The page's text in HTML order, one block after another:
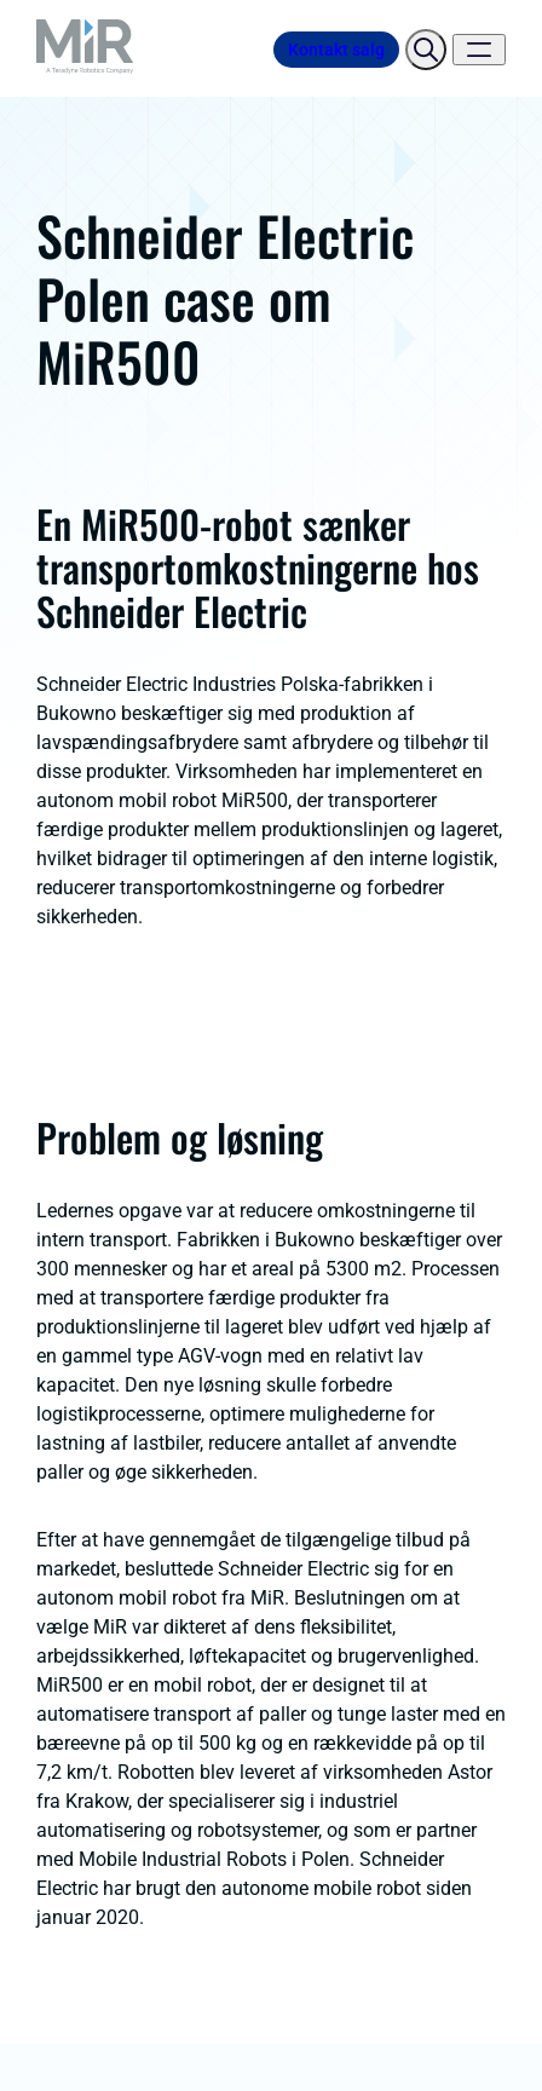
Kontakt salg
Schneider Electric
Polen case om
MiR500
En MiR500-robot sænker
transportomkostningerne hos
Schneider Electric
Schneider Electric Industries Polska-fabrikken i
Bukowno beskæftiger sig med produktion af
lavspændingsafbrydere samt afbrydere og tilbehør til
disse produkter. Virksomheden har implementeret en
autonom mobil robot MiR500, der transporterer
færdige produkter mellem produktionslinjen og lageret,
hvilket bidrager til optimeringen af den interne logistik,
reducerer transportomkostningerne og forbedrer
sikkerheden.
Problem og løsning
Ledernes opgave var at reducere omkostningerne til
intern transport. Fabrikken i Bukowno beskæftiger over
300 mennesker og har et areal på 5300 m2. Processen
med at transportere færdige produkter fra
produktionslinjerne til lageret blev udført ved hjælp af
en gammel type AGV-vogn med en relativt lav
kapacitet. Den nye løsning skulle forbedre
logistikprocesserne, optimere mulighederne for
lastning af lastbiler, reducere antallet af anvendte
paller og øge sikkerheden.
Efter at have gennemgået de tilgængelige tilbud på
markedet, besluttede Schneider Electric sig for en
autonom mobil robot fra MiR. Beslutningen om at
vælge MiR var dikteret af dens fleksibilitet,
arbejdssikkerhed, løftekapacitet og brugervenlighed.
MiR500 er en mobil robot, der er designet til at
automatisere transport af paller og tunge laster med en
bæreevne på op til 500 kg og en rækkevidde på op til
7,2 km/t. Robotten blev leveret af virksomheden Astor
fra Krakow, der specialiserer sig i industriel
automatisering og robotsystemer, og som er partner
med Mobile Industrial Robots i Polen. Schneider
Electric har brugt den autonome mobile robot siden
januar 2020.